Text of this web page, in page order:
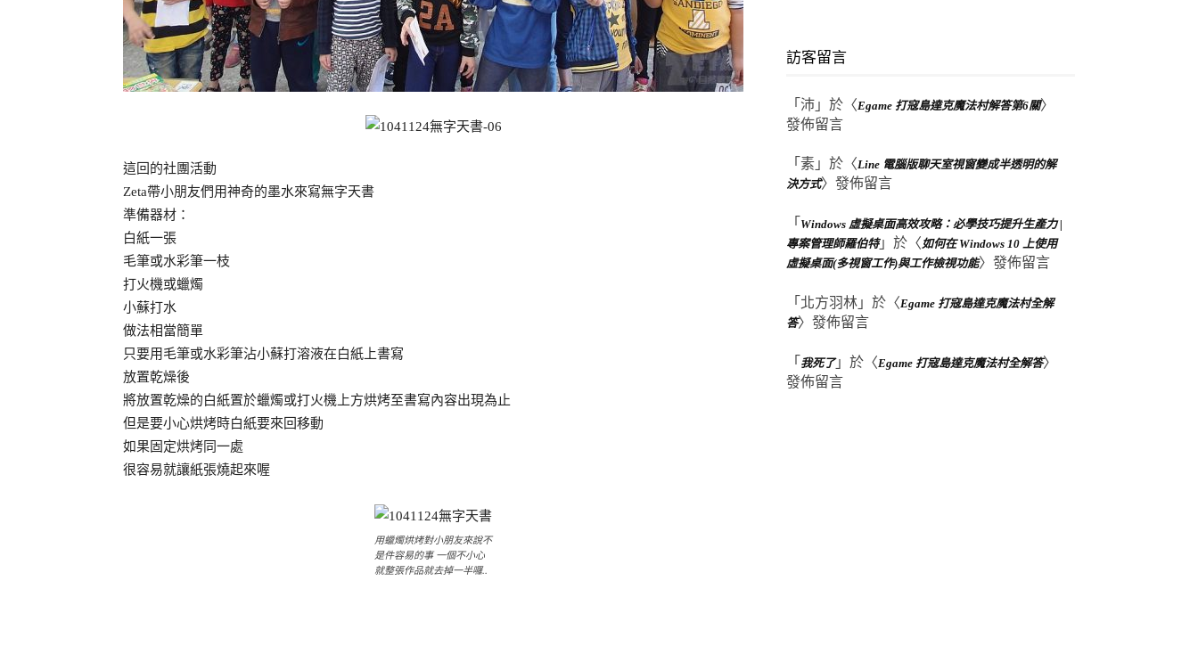
這回的社團活動
Zeta帶小朋友們用神奇的墨水來寫無字天書
準備器材：
白紙一張
毛筆或水彩筆一枝
打火機或蠟燭
小蘇打水
做法相當簡單
只要用毛筆或水彩筆沾小蘇打溶液在白紙上書寫
放置乾燥後
將放置乾燥的白紙置於蠟燭或打火機上方烘烤至書寫內容出現為止
但是要小心烘烤時白紙要來回移動
如果固定烘烤同一處
很容易就讓紙張燒起來喔
用蠟燭烘烤對小朋友來說不
是件容易的事 一個不小心
就整張作品就去掉一半囉..
訪客留言
「 沛 」於〈Egame 打寇島達克魔法村解答第6關〉
發佈留言
「 素 」於〈Line 電腦版聊天室視窗變成半透明的解
決方式〉發佈留言
「 Windows 虛擬桌面高效攻略：必學技巧提升生產力 |
專案管理師羅伯特」於〈 如何在 Windows 10 上使用
虛擬桌面(多視窗工作)與工作檢視功能〉發佈留言
「 北方羽林 」於〈Egame 打寇島達克魔法村全解
答〉發佈留言
「 我死了」於〈Egame 打寇島達克魔法村全解答〉
發佈留言